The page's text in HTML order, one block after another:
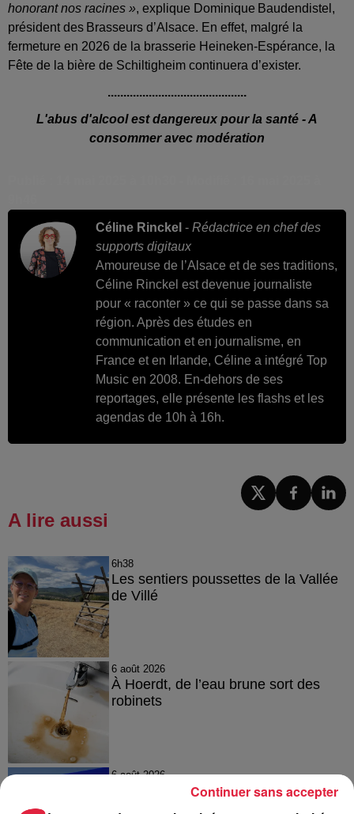
honorant nos racines », explique Dominique Baudendistel,
président des Brasseurs d’Alsace. En effet, malgré la
fermeture en 2026 de la brasserie Heineken-Espérance, la
Fête de la bière de Schiltigheim continuera d’exister.
............................................
L'abus d'alcool est dangereux pour la santé - A
consommer avec modération
Céline Rinckel - Rédactrice en chef des
supports digitaux
Amoureuse de l’Alsace et de ses traditions,
Céline Rinckel est devenue journaliste
pour « raconter » ce qui se passe dans sa
région. Après des études en
communication et en journalisme, en
France et en Irlande, Céline a intégré Top
Music en 2008. En-dehors de ses
reportages, elle présente les flashs et les
agendas de 10h à 16h.
A lire aussi
6h38
Les sentiers poussettes de la Vallée
de Villé
6 août 2026
À Hoerdt, de l’eau brune sort des
robinets
6 août 2026
Tags antisémites à Strasbourg :
Continuer sans accepter